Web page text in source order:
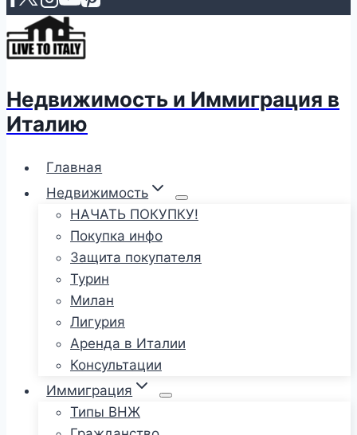
Недвижимость и Иммиграция в
Италию
Главная
Недвижимость
НАЧАТЬ ПОКУПКУ!
Покупка инфо
Защита покупателя
Турин
Милан
Лигурия
Аренда в Италии
Консультации
Иммиграция
Типы ВНЖ